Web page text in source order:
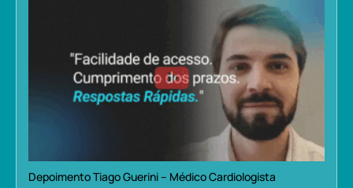
Depoimento Tiago Guerini – Médico Cardiologista